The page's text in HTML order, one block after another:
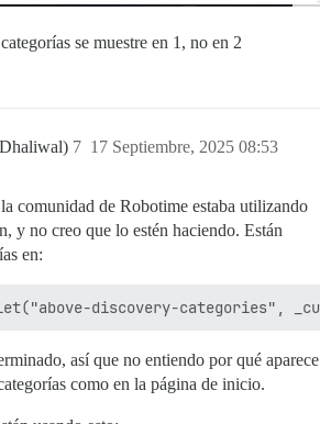
se muestre en 1, no en 2
17 Septiembre, 2025 08:53
7
comunidad de Robotime estaba utilizando
y no creo que lo estén haciendo. Están
en:
así que no entiendo por qué aparece
como en la página de inicio.